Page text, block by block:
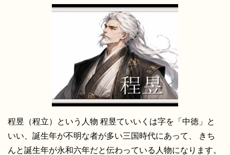
程昱（程立）という人物 程昱ていいくは字を「中徳」と
いい、誕生年が不明な者が多い三国時代にあって、 きち
んと誕生年が永和六年だと伝わっている人物になります。